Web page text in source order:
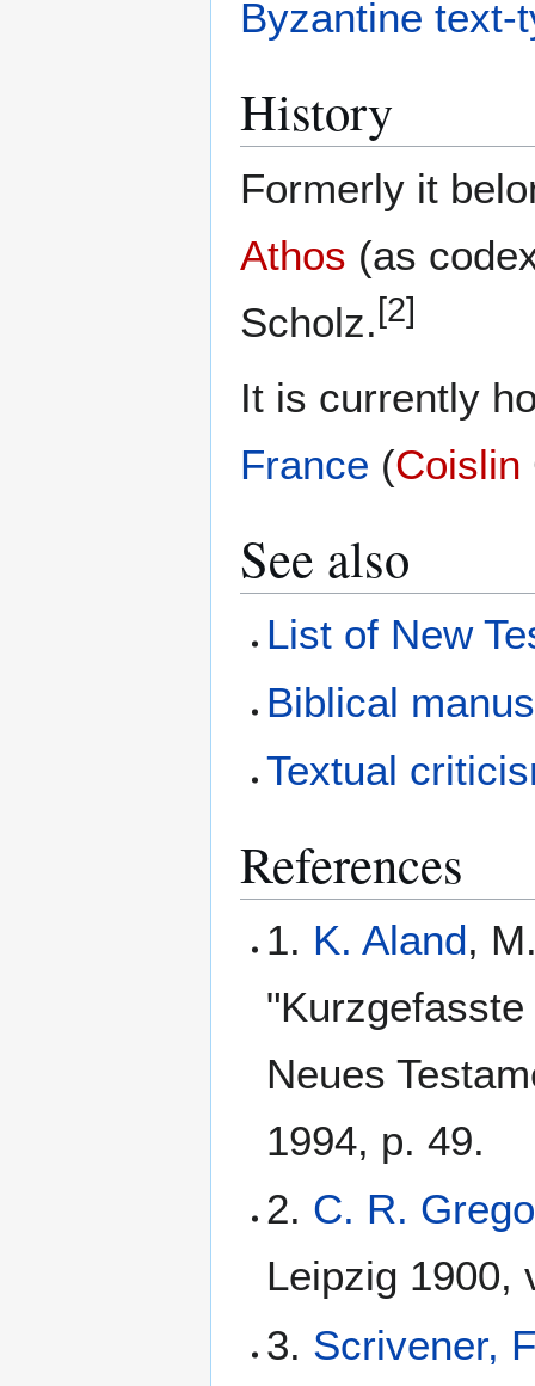
Byzantine text-
History
Formerly it
Athos (as
Scholz. [2]
It is currently
France (Coislin
See also
List of New
Biblical
Textual
References
1. K. Aland,
Neues
1994, p. 49.
2. C. R.
Leipzig 1900,
3. Scrivener,